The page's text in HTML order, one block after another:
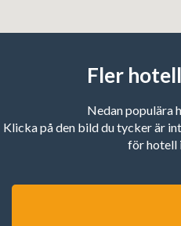
Fler
Nedan populära
Klicka på den bild du tycker är
för hotell